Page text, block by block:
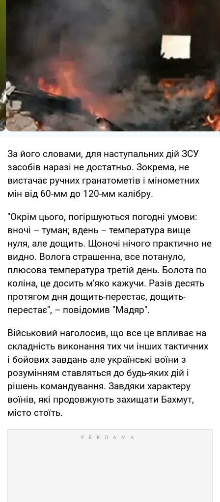
За його словами, для наступальних дій ЗСУ
засобів наразі не достатньо. Зокрема, не
вистачає ручних гранатометів і мінометних
мін від 60-мм до 120-мм калібру.
"Окрім цього, погіршуються погодні умови:
вночі – туман; вдень – температура вище
нуля, але дощить. Щоночі нічого практично не
видно. Волога страшенна, все потануло,
плюсова температура третій день. Болота по
коліна, це досить м'яко кажучи. Разів десять
протягом дня дощить-перестає, дощить-
перестає", – повідомив "Мадяр".
Військовий наголосив, що все це впливає на
складність виконання тих чи інших тактичних
і бойових завдань але українські воїни з
розумінням ставляться до будь-яких дій і
рішень командування. Завдяки характеру
воїнів, які продовжують захищати Бахмут,
місто стоїть.